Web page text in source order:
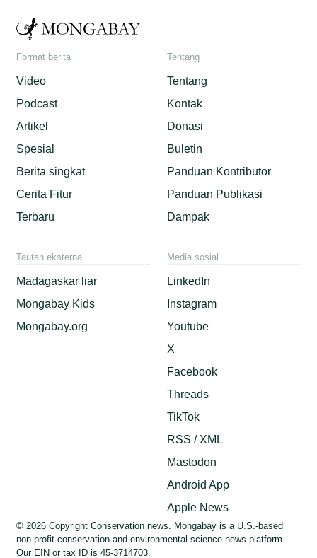
Format berita
Video
Podcast
Artikel
Spesial
Berita singkat
Cerita Fitur
Terbaru
Tentang
Tentang
Kontak
Donasi
Buletin
Panduan Kontributor
Panduan Publikasi
Dampak
Tautan eksternal
Madagaskar liar
Mongabay Kids
Mongabay.org
Media sosial
LinkedIn
Instagram
Youtube
X
Facebook
Threads
TikTok
RSS / XML
Mastodon
Android App
Apple News
© 2026 Copyright Conservation news. Mongabay is a U.S.-based
non-profit conservation and environmental science news platform.
Our EIN or tax ID is 45-3714703.